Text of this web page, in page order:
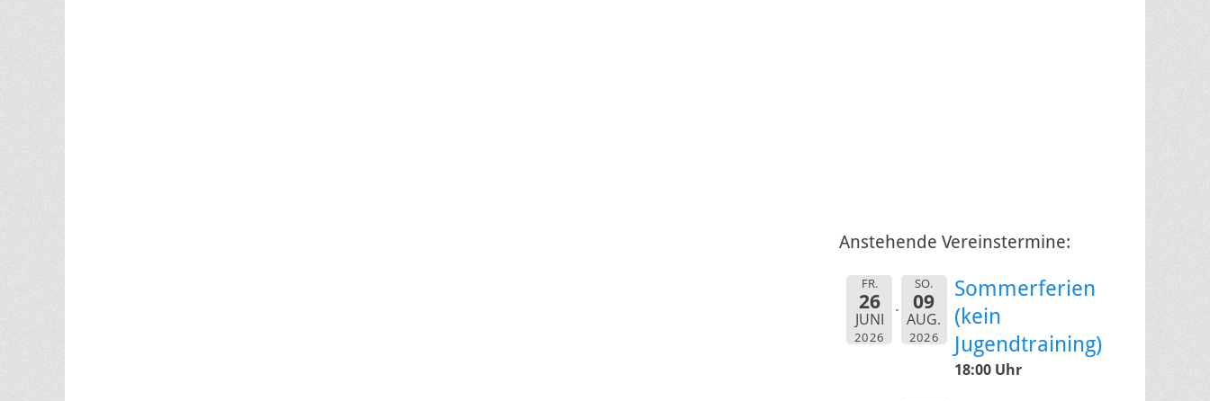
Anstehende Vereinstermine:
FR.
26
JUNI
2026
SO.
09
AUG.
2026
Sommerferien
(kein
Jugendtraining)
18:00 Uhr